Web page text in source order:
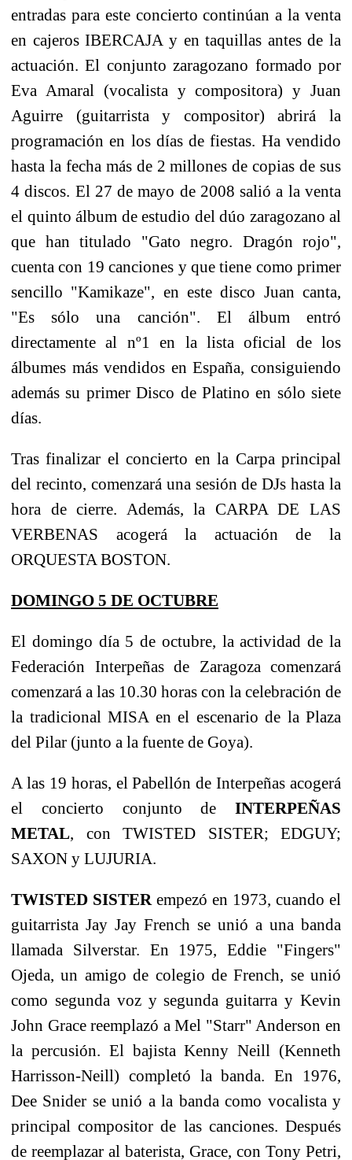
entradas para este concierto continúan a la venta
en cajeros IBERCAJA y en taquillas antes de la
actuación. El conjunto zaragozano formado por
Eva Amaral (vocalista y compositora) y Juan
Aguirre (guitarrista y compositor) abrirá la
programación en los días de fiestas. Ha vendido
hasta la fecha más de 2 millones de copias de sus
4 discos. El 27 de mayo de 2008 salió a la venta
el quinto álbum de estudio del dúo zaragozano al
que han titulado "Gato negro. Dragón rojo",
cuenta con 19 canciones y que tiene como primer
sencillo "Kamikaze", en este disco Juan canta,
"Es sólo una canción". El álbum entró
directamente al nº1 en la lista oficial de los
álbumes más vendidos en España, consiguiendo
además su primer Disco de Platino en sólo siete
días.
Tras finalizar el concierto en la Carpa principal
del recinto, comenzará una sesión de DJs hasta la
hora de cierre. Además, la CARPA DE LAS
VERBENAS acogerá la actuación de la
ORQUESTA BOSTON.
DOMINGO 5 DE OCTUBRE
El domingo día 5 de octubre, la actividad de la
Federación Interpeñas de Zaragoza comenzará
comenzará a las 10.30 horas con la celebración de
la tradicional MISA en el escenario de la Plaza
del Pilar (junto a la fuente de Goya).
A las 19 horas, el Pabellón de Interpeñas acogerá
el concierto conjunto de INTERPEÑAS
METAL, con TWISTED SISTER; EDGUY;
SAXON y LUJURIA.
TWISTED SISTER empezó en 1973, cuando el
guitarrista Jay Jay French se unió a una banda
llamada Silverstar. En 1975, Eddie "Fingers"
Ojeda, un amigo de colegio de French, se unió
como segunda voz y segunda guitarra y Kevin
John Grace reemplazó a Mel "Starr" Anderson en
la percusión. El bajista Kenny Neill (Kenneth
Harrisson-Neill) completó la banda. En 1976,
Dee Snider se unió a la banda como vocalista y
principal compositor de las canciones. Después
de reemplazar al baterista, Grace, con Tony Petri,